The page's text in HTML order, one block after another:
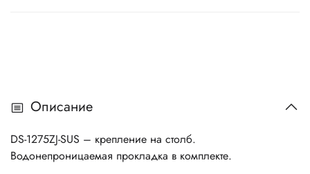
Описание
DS-1275ZJ-SUS – крепление на столб.
Водонепроницаемая прокладка в комплекте.